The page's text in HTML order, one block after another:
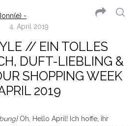
4. April 2019
// EIN TOLLES
DUFT-LIEBLING &
SHOPPING WEEK
2019
Oh, Hello April! Ich hoffe, ihr